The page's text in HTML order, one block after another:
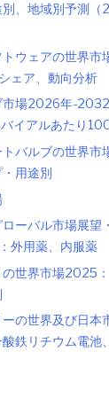
別、地域別予測
ウェアの世界市
ェア、動向分析
市場2026年-
イアルあたり
バルブの世界
用途別
ーバル市場展望
外用薬、内服薬
世界市場2025
の世界及び日
鉄リチウム電池